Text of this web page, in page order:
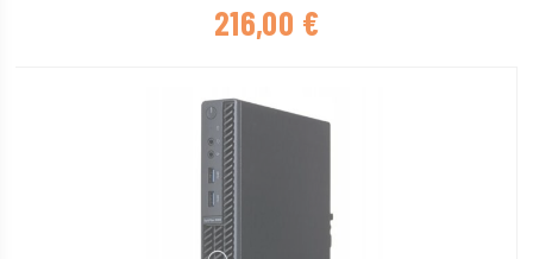
216,00 €